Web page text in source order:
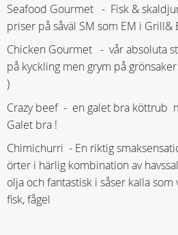
Seafood Gourmet - Fisk &
priser på såväl SM som EM i Grill&
Chicken Gourmet - vår absoluta
på kyckling men grym på
)
Crazy beef - en galet bra köttrub
Galet bra !
Chimichurri - En riktig
örter i härlig kombination av
olja och fantastisk i såser kalla
fisk, fågel